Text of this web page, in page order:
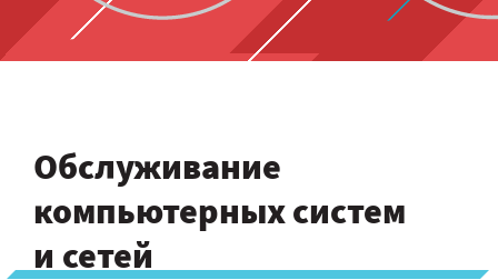
Обслуживание
компьютерных систем
и сетей